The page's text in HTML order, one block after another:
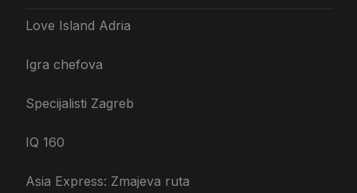
Love Island Adria
Igra chefova
Specijalisti Zagreb
IQ 160
Asia Express: Zmajeva ruta